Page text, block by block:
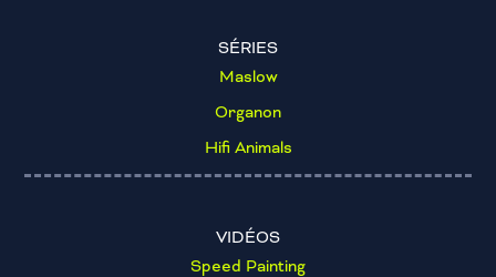
SÉRIES
Maslow
Organon
Hifi Animals
VIDÉOS
Speed Painting